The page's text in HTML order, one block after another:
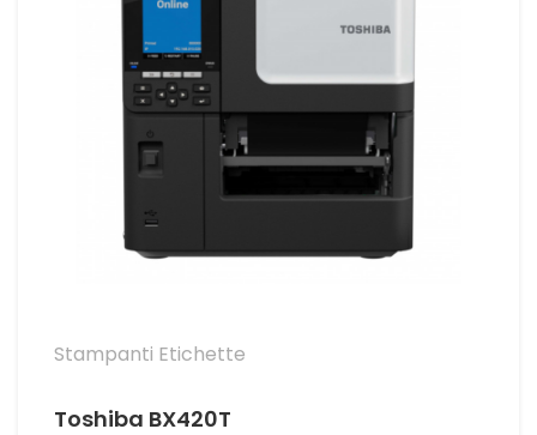
Stampanti Etichette
Toshiba BX420T